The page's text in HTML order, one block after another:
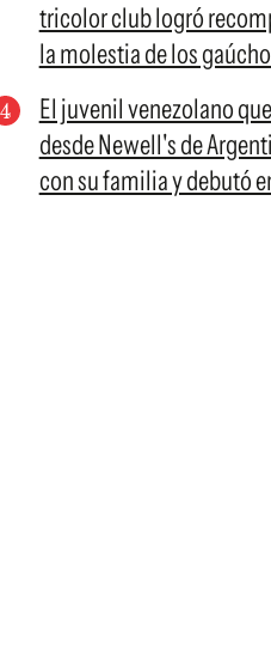
tricolor club logró
la molestia de los
El juvenil venezolano
desde Newell's de
con su familia y debutó